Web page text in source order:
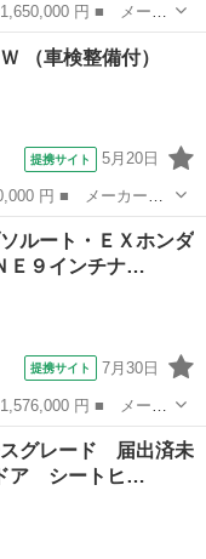
ム ■ グレード
イオーディオ Ａｐ
（車検整備付）
提携サイト 5月20日
名： スポーツＷ
ション： AT4速 ■...
ルート・ＥＸホンダ
Ｅ９インチナ…
提携サイト 7月30日
レード名： アブソ
９インチナビ ＡＬＰ
スグレード 届出済未
ア シートヒ…